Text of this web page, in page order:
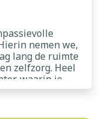
nemen we,
lang de ruimte
zelfzorg. Heel
waarin je
en verstillen en
lees meer